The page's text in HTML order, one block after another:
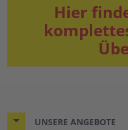
Hier
UNSERE ANGEBOTE